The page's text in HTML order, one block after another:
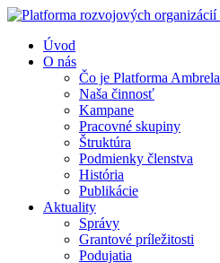
Úvod
O nás
Čo je Platforma Ambrela
Naša činnosť
Kampane
Pracovné skupiny
Štruktúra
Podmienky členstva
História
Publikácie
Aktuality
Správy
Grantové príležitosti
Podujatia